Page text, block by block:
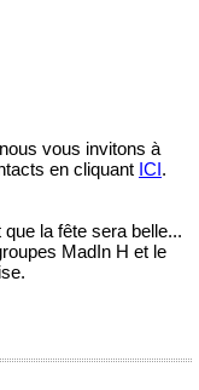
vous invitons à
en cliquant ICI.
la fête sera belle...
MadIn H et le